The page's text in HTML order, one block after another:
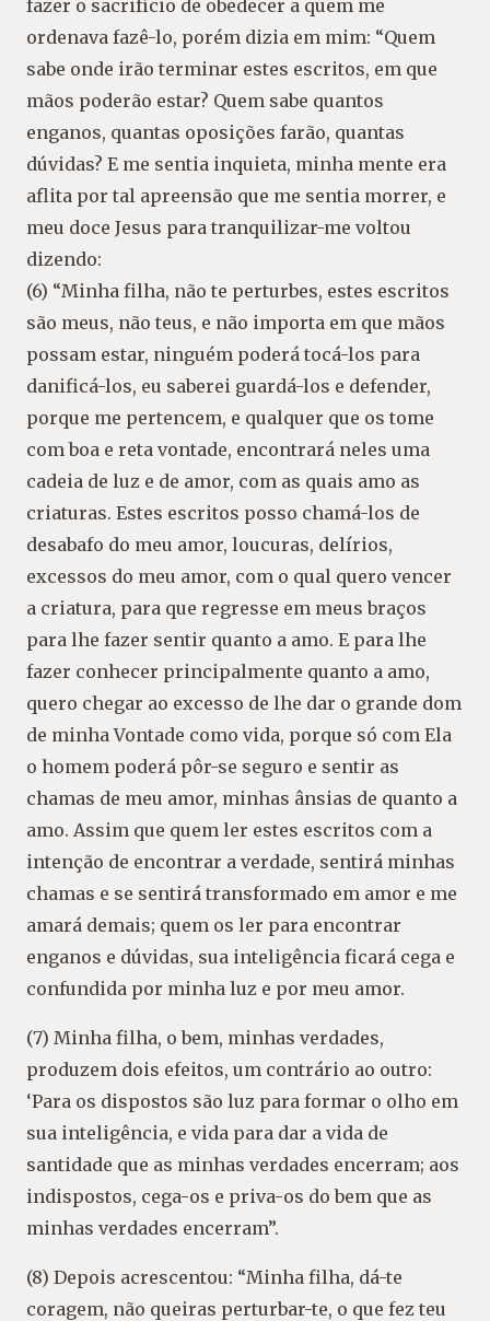
fazer o sacrifício de obedecer a quem me
ordenava fazê-lo, porém dizia em mim: “Quem
sabe onde irão terminar estes escritos, em que
mãos poderão estar? Quem sabe quantos
enganos, quantas oposições farão, quantas
dúvidas? E me sentia inquieta, minha mente era
aflita por tal apreensão que me sentia morrer, e
meu doce Jesus para tranquilizar-me voltou
dizendo:
(6) “Minha filha, não te perturbes, estes escritos
são meus, não teus, e não importa em que mãos
possam estar, ninguém poderá tocá-los para
danificá-los, eu saberei guardá-los e defender,
porque me pertencem, e qualquer que os tome
com boa e reta vontade, encontrará neles uma
cadeia de luz e de amor, com as quais amo as
criaturas. Estes escritos posso chamá-los de
desabafo do meu amor, loucuras, delírios,
excessos do meu amor, com o qual quero vencer
a criatura, para que regresse em meus braços
para lhe fazer sentir quanto a amo. E para lhe
fazer conhecer principalmente quanto a amo,
quero chegar ao excesso de lhe dar o grande dom
de minha Vontade como vida, porque só com Ela
o homem poderá pôr-se seguro e sentir as
chamas de meu amor, minhas ânsias de quanto a
amo. Assim que quem ler estes escritos com a
intenção de encontrar a verdade, sentirá minhas
chamas e se sentirá transformado em amor e me
amará demais; quem os ler para encontrar
enganos e dúvidas, sua inteligência ficará cega e
confundida por minha luz e por meu amor.
(7) Minha filha, o bem, minhas verdades,
produzem dois efeitos, um contrário ao outro:
‘Para os dispostos são luz para formar o olho em
sua inteligência, e vida para dar a vida de
santidade que as minhas verdades encerram; aos
indispostos, cega-os e priva-os do bem que as
minhas verdades encerram”.
(8) Depois acrescentou: “Minha filha, dá-te
coragem, não queiras perturbar-te, o que fez teu